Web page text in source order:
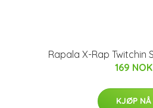
Rapala X-Rap Twitchin
169 NOK
KJØP NÅ